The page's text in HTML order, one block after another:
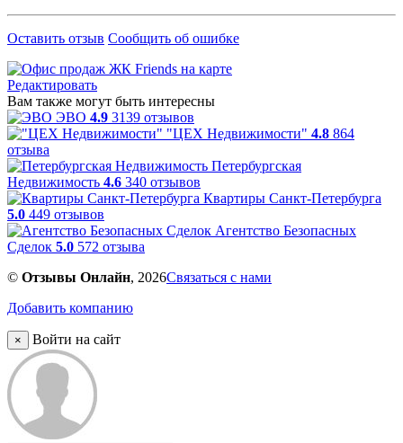
Оставить отзыв Сообщить об ошибке
Редактировать
Вам также могут быть интересны
ЭВО 4.9 3139 отзывов
"ЦЕХ Недвижимости" 4.8 864
отзыва
Петербургская
Недвижимость 4.6 340 отзывов
Квартиры Санкт-Петербурга
5.0 449 отзывов
Агентство Безопасных
Сделок 5.0 572 отзыва
© Отзывы Онлайн, 2026Связаться с нами
Добавить компанию
× Войти на сайт